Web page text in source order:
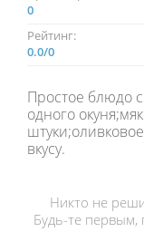
0
Рейтинг:
0.0/0
Простое блюдо
одного
вкусу.
Никто не
Будь-те первым,